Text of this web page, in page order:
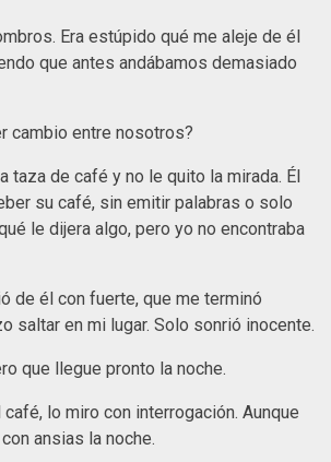
Era estúpido qué me aleje de él
que antes andábamos demasiado
cambio entre nosotros?
taza de café y no le quito la mirada. Él
su café, sin emitir palabras o solo
le dijera algo, pero yo no encontraba
de él con fuerte, que me terminó
saltar en mi lugar. Solo sonrió inocente.
que llegue pronto la noche.
lo miro con interrogación. Aunque
ansias la noche.